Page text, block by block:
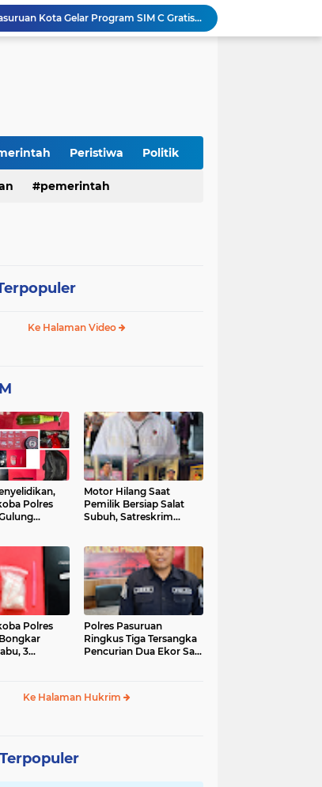
Sambut HUT RI ke-81, Polres Pasuruan Kota Gelar Program SIM C Gratis "AGUS-TUS SAE"
Sidoarjo Berbenah, Sekda Fenny Apridawati Ajak Seluruh OPD Tingkatkan Akuntabilitas Publik
Apresiasi UMKM Teh Kumis Kucing, Wabup Mimik Dorong Desa Wonokupang Jadi Percontohan Desa Herbal
Peristiwa Politik
pemerintah
Ke Halaman Video
Polres
Motor Hilang Saat
Pemilik Bersiap Salat
Subuh, Satreskrim
Polres
3
Polres Pasuruan
Ringkus Tiga Tersangka
Pencurian Dua Ekor Sapi
Ke Halaman Hukrim